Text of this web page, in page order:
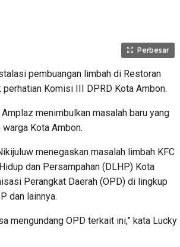
Perbesar
pembuangan limbah di Restoran
Komisi III DPRD Kota Ambon.
menimbulkan masalah baru yang
Kota Ambon.
menegaskan masalah limbah KFC
dan Persampahan (DLHP) Kota
Perangkat Daerah (OPD) di lingkup
dan lainnya.
mengundang OPD terkait ini,” kata Lucky